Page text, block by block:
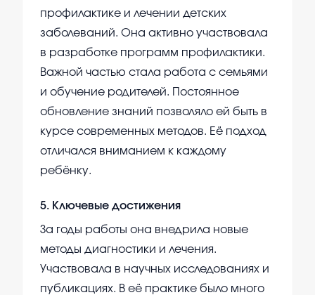
профилактике и лечении детских
заболеваний. Она активно участвовала
в разработке программ профилактики.
Важной частью стала работа с семьями
и обучение родителей. Постоянное
обновление знаний позволяло ей быть в
курсе современных методов. Её подход
отличался вниманием к каждому
ребёнку.
5. Ключевые достижения
За годы работы она внедрила новые
методы диагностики и лечения.
Участвовала в научных исследованиях и
публикациях. В её практике было много